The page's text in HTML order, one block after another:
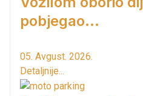
pobjegao...
05. Avgust. 2026.
Detaljnije...